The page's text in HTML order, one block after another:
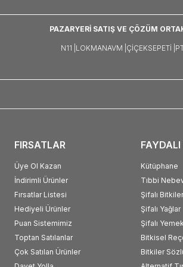
PAZARYERİ SATIŞ VE ÇÖZÜM
N11 | LOKMANAVM | ÇIÇEKSEPETI |
FIRSATLAR
Üye Ol Kazan
İndirimli Ürünler
Fırsatlar Listesi
Hediyeli Ürünler
Puan Sistemimiz
Toptan Satılanlar
Çok Satılan Ürünler
FAYDALI
Kütüphane
Tıbbi
Şifalı Bitkiler
Şifalı Yağlar
Şifalı
Bitkisel
Bitkiler